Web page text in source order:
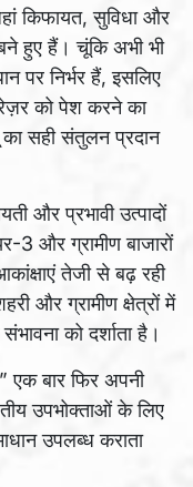
किफायत, सुविधा और
हुए हैं। चूंकि अभी भी
पर निर्भर हैं, इसलिए
को पेश करने का
सही संतुलन प्रदान
और प्रभावी उत्पादों
3 और ग्रामीण बाजारों
तेजी से बढ़ रही
और ग्रामीण क्षेत्रों में
को दर्शाता है।
बार फिर अपनी
उपभोक्ताओं के लिए
उपलब्ध कराता